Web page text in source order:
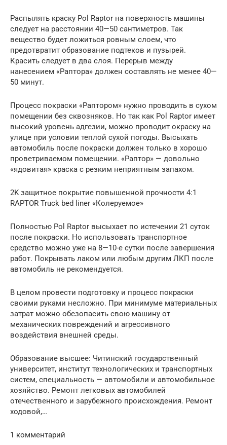
Распылять краску Pol Raptor на поверхность машины
следует на расстоянии 40—50 сантиметров. Так
вещество будет ложиться ровным слоем, что
предотвратит образование подтеков и пузырей.
Красить следует в два слоя. Перерыв между
нанесением «Раптора» должен составлять не менее 40—
50 минут.
Процесс покраски «Раптором» нужно проводить в сухом
помещении без сквозняков. Но так как Pol Raptor имеет
высокий уровень адгезии, можно проводит окраску на
улице при условии теплой сухой погоды. Высыхать
автомобиль после покраски должен только в хорошо
проветриваемом помещении. «Раптор» — довольно
«ядовитая» краска с резким неприятным запахом.
2K защитное покрытие повышенной прочности 4:1
RAPTOR Truck bed liner «Колеруемое»
Полностью Pol Raptor высыхает по истечении 21 суток
после покраски. Но использовать транспортное
средство можно уже на 8—10-е сутки после завершения
работ. Покрывать лаком или любым другим ЛКП после
автомобиль не рекомендуется.
В целом провести подготовку и процесс покраски
своими руками несложно. При минимуме материальных
затрат можно обезопасить свою машину от
механических повреждений и агрессивного
воздействия внешней среды.
Образование высшее: Читинский государственный
университет, институт технологических и транспортных
систем, специальность — автомобили и автомобильное
хозяйство. Ремонт легковых автомобилей
отечественного и зарубежного происхождения. Ремонт
ходовой,…
1 комментарий